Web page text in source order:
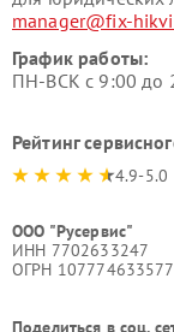
manager@fix-
График работы:
ПН-ВСК с 9:00 до
Рейтинг
4.9-5.0
ООО "Русервис"
ИНН 7702633247
ОГРН
Поделиться в соц.